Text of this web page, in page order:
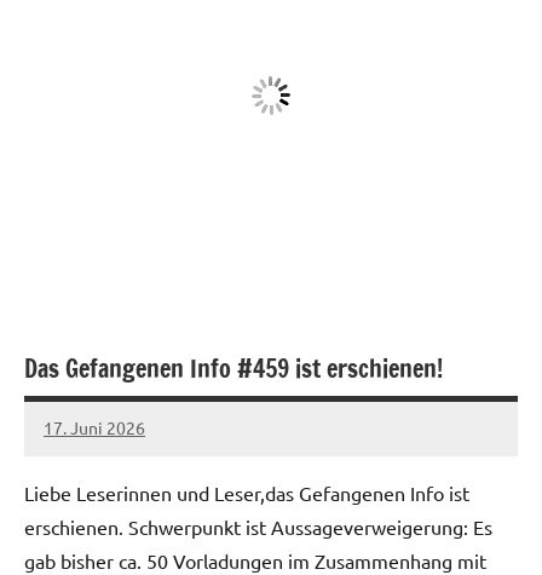
Das Gefangenen Info #459 ist erschienen!
17. Juni 2026
network
Liebe Leserinnen und Leser,das Gefangenen Info ist
erschienen. Schwerpunkt ist Aussageverweigerung: Es
gab bisher ca. 50 Vorladungen im Zusammenhang mit